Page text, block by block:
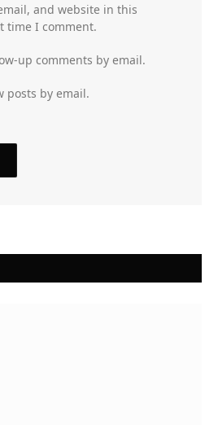
and website in this
time I comment.
up comments by email.
posts by email.